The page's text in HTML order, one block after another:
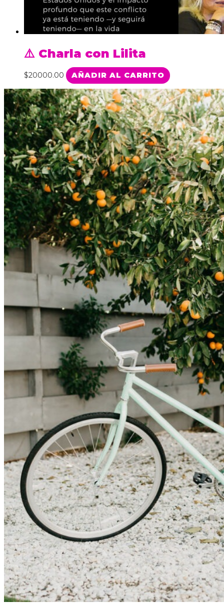
⚠️ Charla con Lilita
$20000.00 AÑADIR AL CARRITO